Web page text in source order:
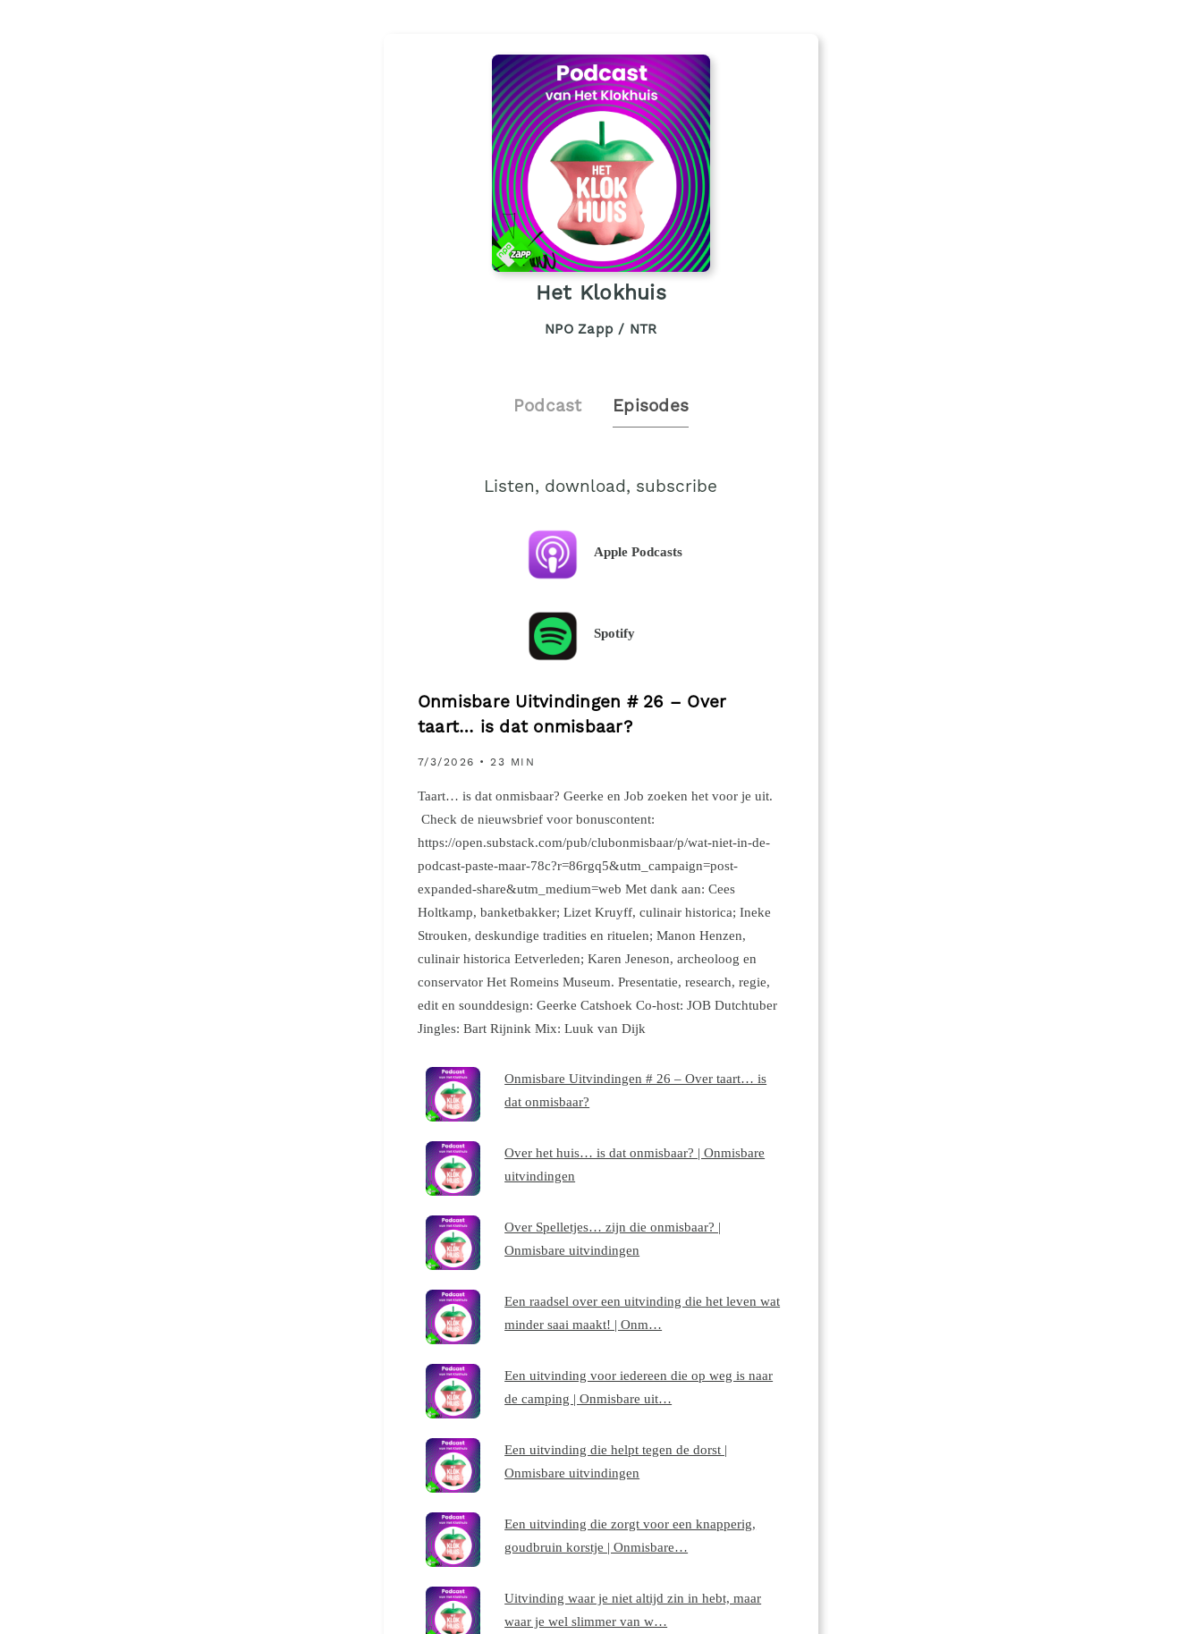
Het Klokhuis
NPO Zapp / NTR
Podcast Episodes
Listen, download, subscribe
Apple Podcasts
Spotify
Onmisbare Uitvindingen # 26 – Over
taart… is dat onmisbaar?
7/3/2026 • 23 MIN
Taart… is dat onmisbaar? Geerke en Job zoeken het voor je uit.
Check de nieuwsbrief voor bonuscontent:
https://open.substack.com/pub/clubonmisbaar/p/wat-niet-in-de-
podcast-paste-maar-78c?r=86rgq5&utm_campaign=post-
expanded-share&utm_medium=web Met dank aan: Cees
Holtkamp, banketbakker; Lizet Kruyff, culinair historica; Ineke
Strouken, deskundige tradities en rituelen; Manon Henzen,
culinair historica Eetverleden; Karen Jeneson, archeoloog en
conservator Het Romeins Museum. Presentatie, research, regie,
edit en sounddesign: Geerke Catshoek Co-host: JOB Dutchtuber
Jingles: Bart Rijnink Mix: Luuk van Dijk
Onmisbare Uitvindingen # 26 – Over taart… is
dat onmisbaar?
Over het huis… is dat onmisbaar? | Onmisbare
uitvindingen
Over Spelletjes… zijn die onmisbaar? |
Onmisbare uitvindingen
Een raadsel over een uitvinding die het leven wat
minder saai maakt! | Onm…
Een uitvinding voor iedereen die op weg is naar
de camping | Onmisbare uit…
Een uitvinding die helpt tegen de dorst |
Onmisbare uitvindingen
Een uitvinding die zorgt voor een knapperig,
goudbruin korstje | Onmisbare…
Uitvinding waar je niet altijd zin in hebt, maar
waar je wel slimmer van w…